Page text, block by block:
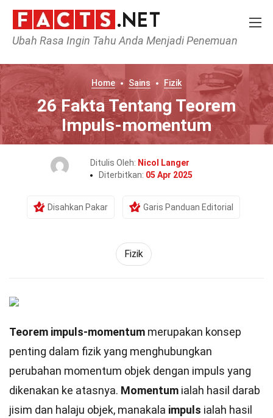
Ubah Rasa Ingin Tahu Anda Menjadi Penemuan
Home Sains Fizik
26 Fakta Tentang Teorem
Impuls-momentum
Ditulis Oleh: Nicol Langer
Diterbitkan: 05 Apr 2025
Disahkan Pakar Garis Panduan Editorial
Fizik
Teorem impuls-momentum merupakan konsep
penting dalam fizik yang menghubungkan
perubahan momentum objek dengan impuls yang
dikenakan ke atasnya. Momentum ialah hasil darab
jisim dan halaju objek, manakala impuls ialah hasil